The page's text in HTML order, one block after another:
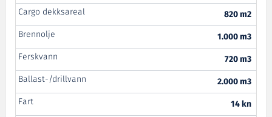
Cargo dekksareal
820 m2
Brennolje
1.000 m3
Ferskvann
720 m3
Ballast-/drillvann
2.000 m3
Fart
14 kn